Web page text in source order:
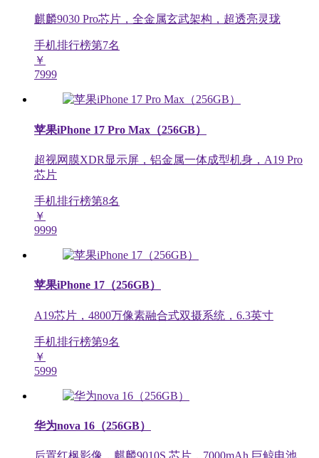
麒麟9030 Pro芯片，全金属玄武架构，超透亮灵珑
手机排行榜第7名
￥
7999
苹果iPhone 17 Pro Max（256GB）
超视网膜XDR显示屏，铝金属一体成型机身，A19 Pro
芯片
手机排行榜第8名
￥
9999
苹果iPhone 17（256GB）
A19芯片，4800万像素融合式双摄系统，6.3英寸
手机排行榜第9名
￥
5999
华为nova 16（256GB）
后置红枫影像，麒麟9010S 芯片，7000mAh 巨鲸电池